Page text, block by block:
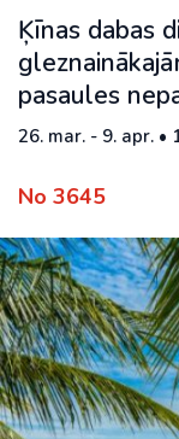
Ķīnas dabas
pasaules
26. mar. - 9. apr. •
No 3645